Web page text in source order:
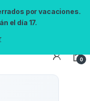
por vacaciones.
el día 17.
0